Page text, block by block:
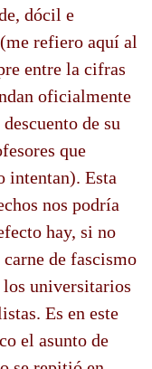
dócil e
refiero aquí al
entre la cifras
oficialmente
de su
que
intentan). Esta
nos podría
hay, si no
de fascismo
los universitarios
Es en este
el asunto de